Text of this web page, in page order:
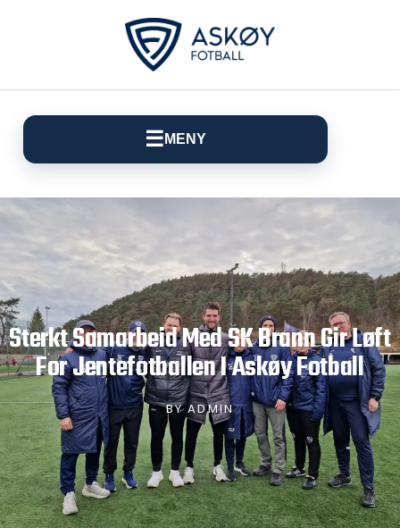
☰ MENY
Sterkt Samarbeid Med SK Brann Gir Løft
For Jentefotballen I Askøy Fotball
BYADMIN